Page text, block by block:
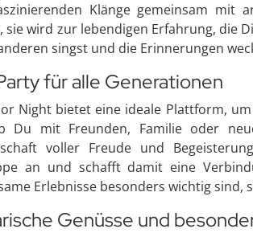
Klänge gemeinsam
sie wird zur lebendigen Erfahrung, die
singst und die Erinnerungen
für alle Generationen
Night bietet eine ideale Plattform,
Du mit Freunden, Familie oder
voller Freude und
an und schafft damit eine
Erlebnisse besonders wichtig sind,
Genüsse und